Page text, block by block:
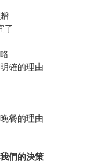
了
確的理由
餐的理由
們的決策